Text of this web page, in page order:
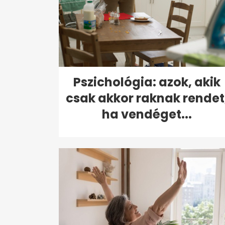
Pszichológia: azok, akik
csak akkor raknak
ha vendéget...